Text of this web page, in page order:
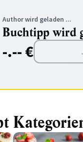
Author wird geladen ...
Buchtipp wird
-.-- €